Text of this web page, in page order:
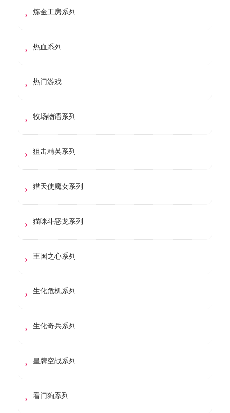
炼金工房系列
热血系列
热门游戏
牧场物语系列
狙击精英系列
猎天使魔女系列
猫咪斗恶龙系列
王国之心系列
生化危机系列
生化奇兵系列
皇牌空战系列
看门狗系列